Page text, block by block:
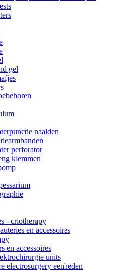
gel
naalden
perforator
klemmen
- criotherapy
en accessoires
en accessoires
units
electrosurgery eenheden